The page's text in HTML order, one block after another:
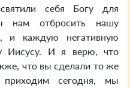
себя Богу для
нам отбросить нашу
и каждую негативную
Иисусу. И я верю, что
что вы сделали то же
сегодня, мы